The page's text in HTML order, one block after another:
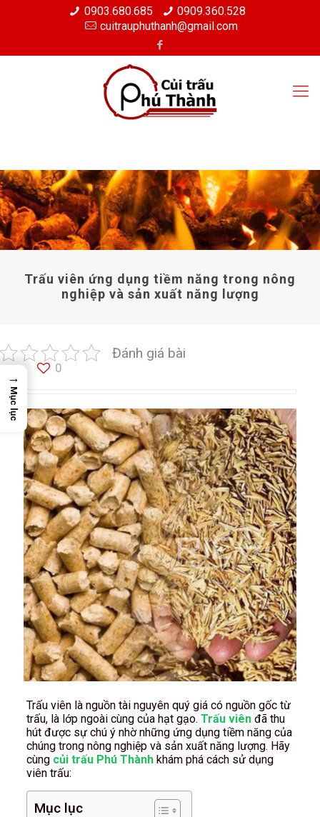
0903.680.685
0909.360.528
cuitrauphuthanh@gmail.com
Trấu viên ứng dụng tiềm năng trong nông
nghiệp và sản xuất năng lượng
Đánh giá bài
0
Trấu viên là nguồn tài nguyên quý giá có nguồn gốc từ
trấu, là lớp ngoài cùng của hạt gạo. Trấu viên đã thu
hút được sự chú ý nhờ những ứng dụng tiềm năng của
chúng trong nông nghiệp và sản xuất năng lượng. Hãy
cùng củi trấu Phú Thành khám phá cách sử dụng
viên trấu:
Mục lục
→
Mục lục